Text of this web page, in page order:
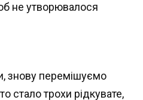
не утворювалося
знову перемішуємо
стало трохи рідкувате,